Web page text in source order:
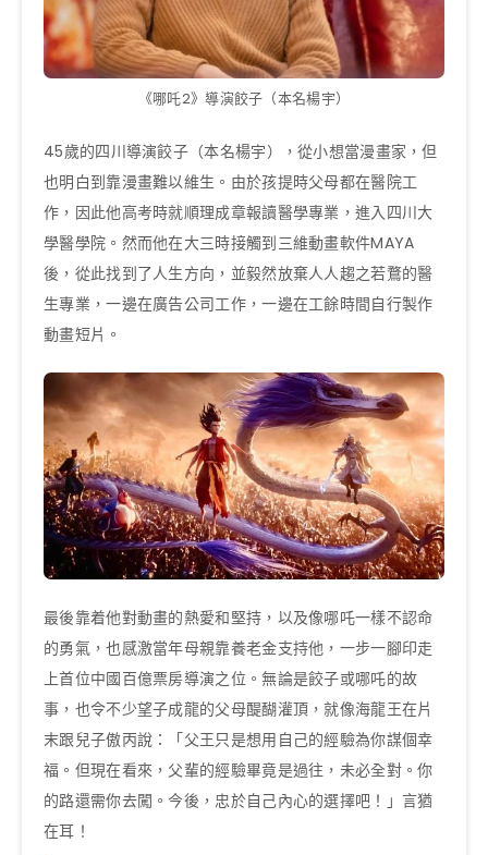
《哪吒2》導演餃子（本名楊宇）
45歲的四川導演餃子（本名楊宇），從小想當漫畫家，但
也明白到靠漫畫難以維生。由於孩提時父母都在醫院工
作，因此他高考時就順理成章報讀醫學專業，進入四川大
學醫學院。然而他在大三時接觸到三維動畫軟件MAYA
後，從此找到了人生方向，並毅然放棄人人趨之若鶩的醫
生專業，一邊在廣告公司工作，一邊在工餘時間自行製作
動畫短片。
最後靠着他對動畫的熱愛和堅持，以及像哪吒一樣不認命
的勇氣，也感激當年母親靠養老金支持他，一步一腳印走
上首位中國百億票房導演之位。無論是餃子或哪吒的故
事，也令不少望子成龍的父母醍醐灌頂，就像海龍王在片
末跟兒子傲丙說：「父王只是想用自己的經驗為你謀個幸
福。但現在看來，父輩的經驗畢竟是過往，未必全對。你
的路還需你去闖。今後，忠於自己內心的選擇吧！」言猶
在耳！